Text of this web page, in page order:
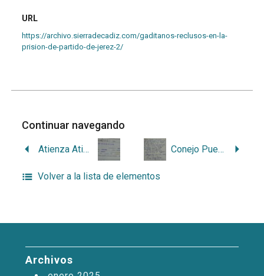
URL
https://archivo.sierradecadiz.com/gaditanos-reclusos-en-la-
prision-de-partido-de-jerez-2/
Continuar navegando
Atienza Atienza, Juan Conejo Puerto, Juan
Volver a la lista de elementos
Archivos